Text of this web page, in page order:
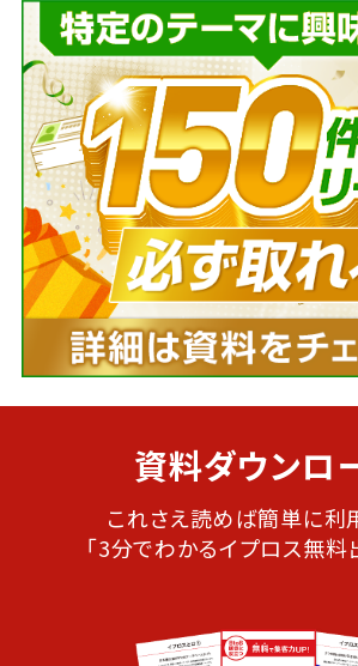
資料ダウンロ
これさえ読めば簡単に利
「3分でわかるイプロス無料